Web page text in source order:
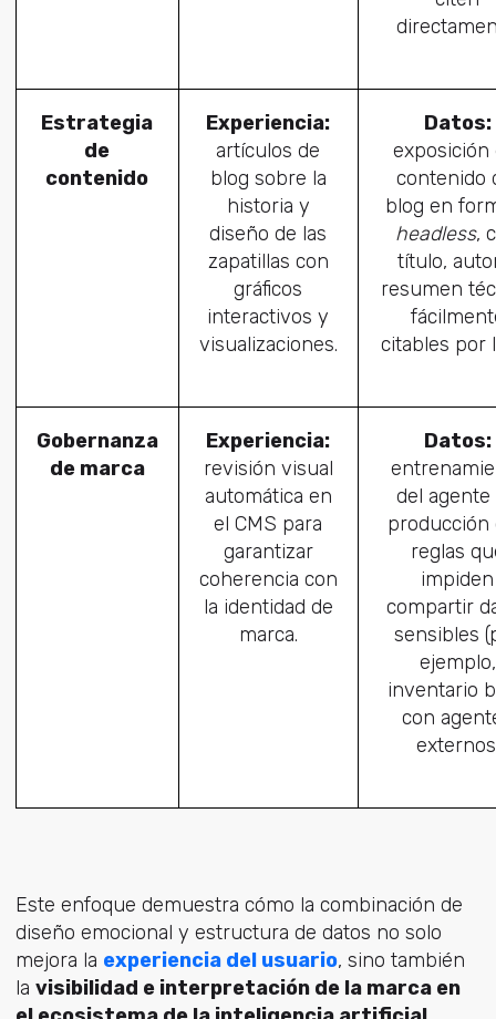
Estrategia
de
contenido
Experiencia:
artículos de
blog sobre la
historia y
diseño de las
zapatillas con
gráficos
interactivos y
visualizaciones.
Datos:
exposición
contenido
blog en
headless,
título,
resumen
citables por
Gobernanza
de marca
Experiencia:
revisión visual
automática en
el CMS para
garantizar
coherencia con
la identidad de
marca.
Datos:
del agente
producción
reglas
impiden
compartir
sensibles
ejemplo,
inventario
con
Este enfoque demuestra cómo la combinación de
diseño emocional y estructura de datos no solo
mejora la experiencia del usuario, sino también
la visibilidad e interpretación de la marca en